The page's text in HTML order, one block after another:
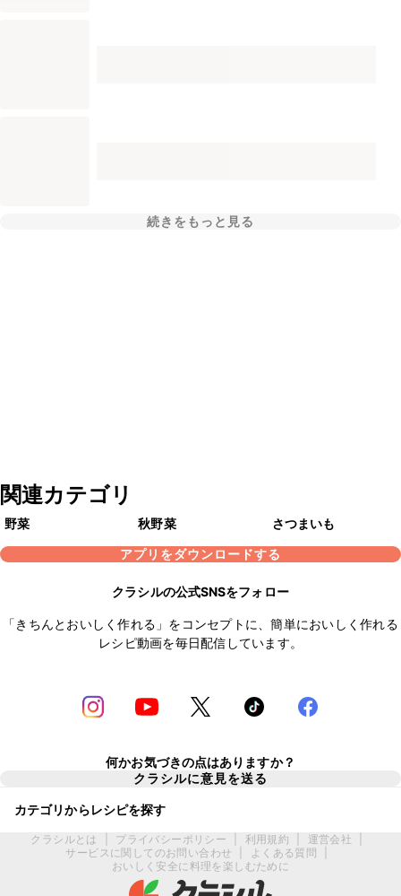
続きをもっと見る
関連カテゴリ
野菜 秋野菜
さつまいも
アプリをダウンロードする
クラシルの公式SNSをフォロー
「きちんとおいしく作れる」をコンセプトに、簡単においしく作れる
レシピ動画を毎日配信しています。
何かお気づきの点はありますか？
クラシルに意見を送る
カテゴリからレシピを探す
クラシルとは プライバシーポリシー 利用規約 運営会社
サービスに関してのお問い合わせ
よくある質問
おいしく安全に料理を楽しむために